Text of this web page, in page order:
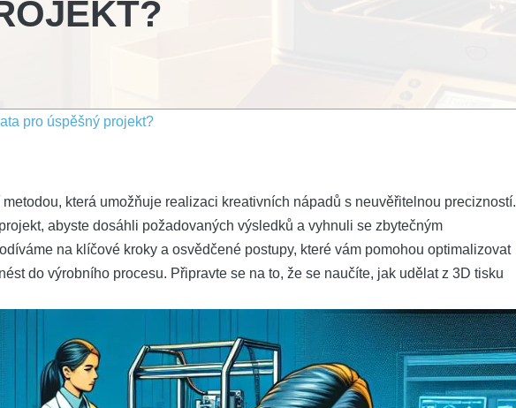
pro úspěšný projekt?
která umožňuje realizaci kreativních nápadů s neuvěřitelnou precizností.
abyste dosáhli požadovaných výsledků a vyhnuli se zbytečným
na klíčové kroky a osvědčené postupy, které vám pomohou optimalizovat
do výrobního procesu. Připravte se na to, že se naučíte, jak udělat z 3D tisku